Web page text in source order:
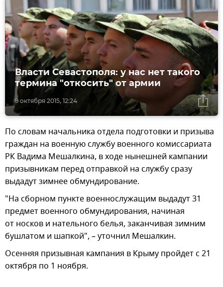
9 октября 2015, 12:24
Власти Севастополя: у нас нет такого
термина "откосить" от армии
По словам начальника отдела подготовки и призыва
граждан на военную службу военного комиссариата
РК Вадима Мешалкина, в ходе нынешней кампании
призывникам перед отправкой на службу сразу
выдадут зимнее обмундирование.
"На сборном пункте военнослужащим выдадут 31
предмет военного обмундирования, начиная
от носков и нательного белья, заканчивая зимним
бушлатом и шапкой", – уточнил Мешалкин.
Осенняя призывная кампания в Крыму пройдет с 21
октября по 1 ноября.